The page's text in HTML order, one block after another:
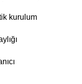
kurulum